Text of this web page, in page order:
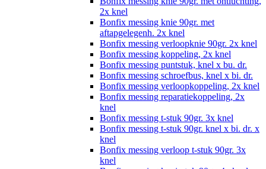
2x knel
Bonfix messing knie 90gr. met
aftapgelegenh. 2x knel
Bonfix messing verloopknie 90gr. 2x knel
Bonfix messing koppeling, 2x knel
Bonfix messing puntstuk, knel x bu. dr.
Bonfix messing schroefbus, knel x bi. dr.
Bonfix messing verloopkoppeling, 2x knel
Bonfix messing reparatiekoppeling, 2x
knel
Bonfix messing t-stuk 90gr. 3x knel
Bonfix messing t-stuk 90gr. knel x bi. dr. x
knel
Bonfix messing verloop t-stuk 90gr. 3x
knel